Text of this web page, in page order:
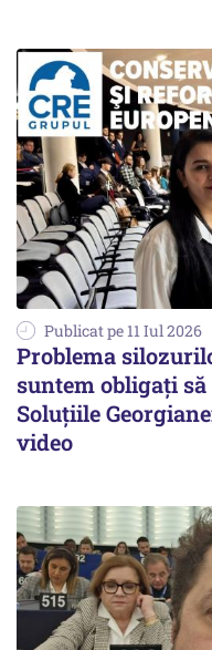
Publicat pe 11 Iul 2026
Problema
suntem obligați
Soluțiile
video